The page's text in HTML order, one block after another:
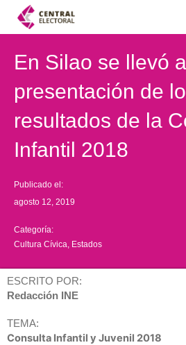
En Silao se llevó
presentación de
resultados de la
Infantil 2018
Publicado el:
agosto 12, 2019
Categoría:
Cultura Cívica Estados
ESCRITO POR:
Redacción INE
TEMA:
Consulta Infantil y Juvenil 2018